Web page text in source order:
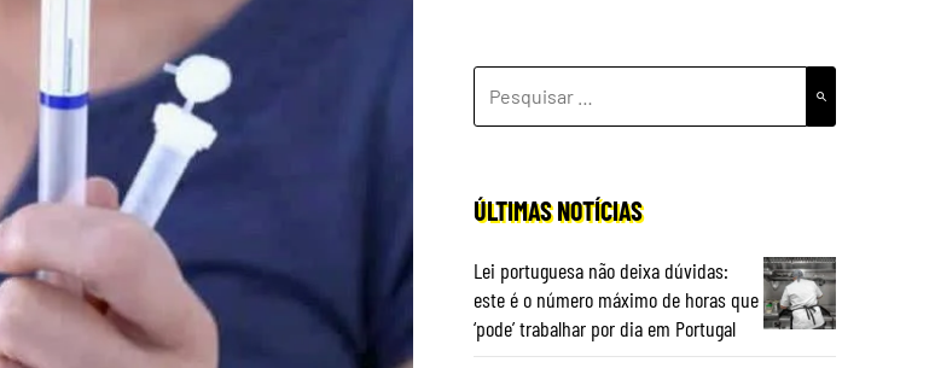
POR:
ÚLTIMAS NOTÍCIAS
Lei portuguesa não deixa dúvidas:
este é o número máximo de horas que
‘pode’ trabalhar por dia em Portugal